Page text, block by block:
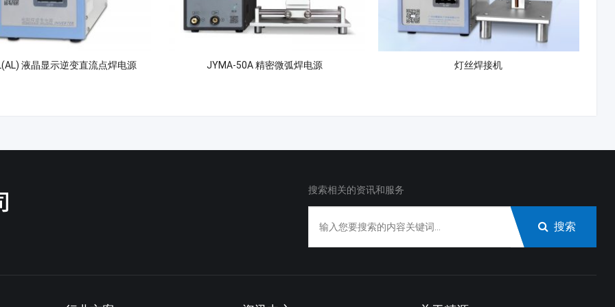
液晶显示逆变直流点焊电源 JYMA-50A 精密微弧焊电源 灯丝焊接机
搜索相关的资讯和服务
搜索